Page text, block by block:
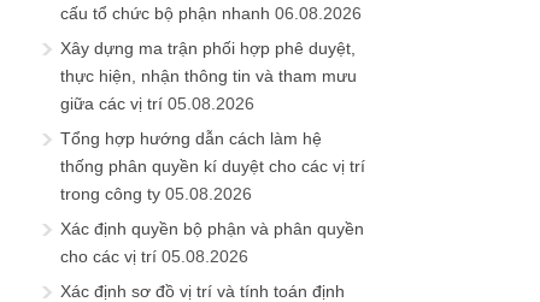
cấu tổ chức bộ phận nhanh 06.08.2026
Xây dựng ma trận phối hợp phê duyệt,
thực hiện, nhận thông tin và tham mưu
giữa các vị trí 05.08.2026
Tổng hợp hướng dẫn cách làm hệ
thống phân quyền kí duyệt cho các vị trí
trong công ty 05.08.2026
Xác định quyền bộ phận và phân quyền
cho các vị trí 05.08.2026
Xác định sơ đồ vị trí và tính toán định